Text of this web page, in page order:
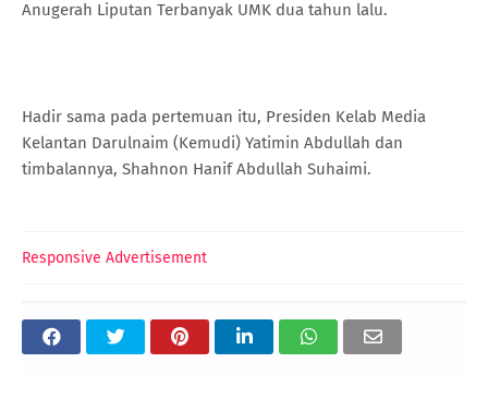
Anugerah Liputan Terbanyak UMK dua tahun lalu.
Hadir sama pada pertemuan itu, Presiden Kelab Media
Kelantan Darulnaim (Kemudi) Yatimin Abdullah dan
timbalannya, Shahnon Hanif Abdullah Suhaimi.
Responsive Advertisement